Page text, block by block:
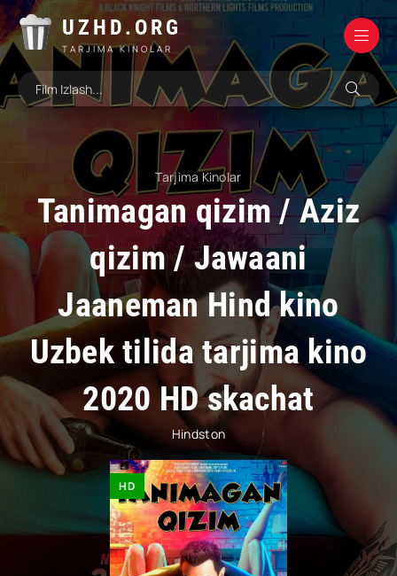
UZHD.ORG
TARJIMA KINOLAR
Tarjima Kinolar
Tanimagan qizim / Aziz
qizim / Jawaani
Jaaneman Hind kino
Uzbek tilida tarjima kino
2020 HD skachat
Hindston
HD